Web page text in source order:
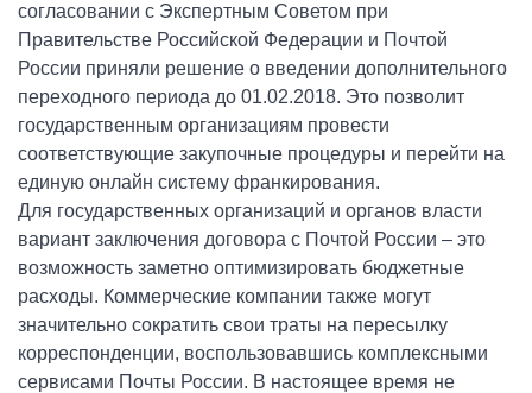
согласовании с Экспертным Советом при
Правительстве Российской Федерации и Почтой
России приняли решение о введении дополнительного
переходного периода до 01.02.2018. Это позволит
государственным организациям провести
соответствующие закупочные процедуры и перейти на
единую онлайн систему франкирования.
Для государственных организаций и органов власти
вариант заключения договора с Почтой России – это
возможность заметно оптимизировать бюджетные
расходы. Коммерческие компании также могут
значительно сократить свои траты на пересылку
корреспонденции, воспользовавшись комплексными
сервисами Почты России. В настоящее время не